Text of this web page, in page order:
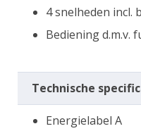
4 snelheden incl.
Bediening d.m.v.
Technische
Energielabel A